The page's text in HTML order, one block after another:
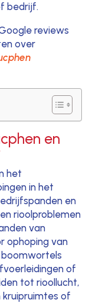
bedrijf.
reviews
over
en
het
in het
en
rioolproblemen
van
ophoping van
of
tot rioollucht,
of